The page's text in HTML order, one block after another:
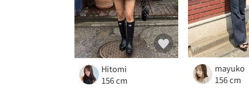
Hitomi
156 cm
mayuko
156 cm